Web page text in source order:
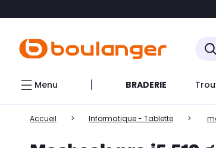
Menu BRADERIE
Accueil Informatique - Tablette